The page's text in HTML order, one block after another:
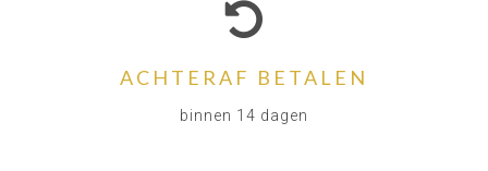
ACHTERAF BETALEN
binnen 14 dagen